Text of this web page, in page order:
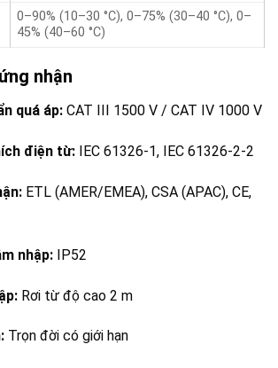
0–90% (10–30 °C), 0–75% (30–40 °C), 0–
45% (40–60 °C)
nhận
quá áp:CAT III 1500 V / CAT IV 1000 V
điện từ:IEC 61326-1, IEC 61326-2-2
ETL (AMER/EMEA), CSA (APAC), CE,
nhập:IP52
Rơi từ độ cao 2 m
Trọn đời có giới hạn